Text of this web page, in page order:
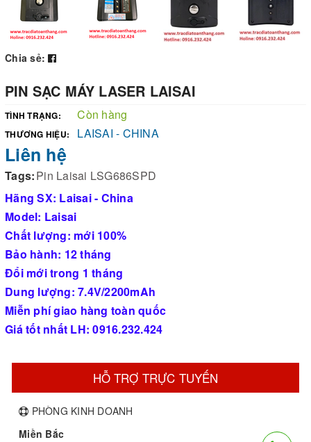
Chia sẻ:
PIN SẠC MÁY LASER LAISAI
TÌNH TRẠNG: Còn hàng
THƯƠNG HIỆU: LAISAI - CHINA
Liên hệ
Tags:Pin Laisai LSG686SPD
Hãng SX: Laisai - China
Model: Laisai
Chất lượng: mới 100%
Bảo hành: 12 tháng
Đổi mới trong 1 tháng
Dung lượng: 7.4V/2200mAh
Miễn phí giao hàng toàn quốc
Giá tốt nhất LH: 0916.232.424
HỖ TRỢ TRỰC TUYẾN
PHÒNG KINH DOANH
Miền Bắc